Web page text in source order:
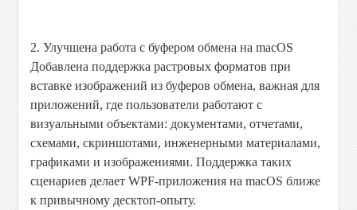
2. Улучшена работа с буфером обмена на macOS
Добавлена поддержка растровых форматов при
вставке изображений из буферов обмена, важная для
приложений, где пользователи работают с
визуальными объектами: документами, отчетами,
схемами, скриншотами, инженерными материалами,
графиками и изображениями. Поддержка таких
сценариев делает WPF-приложения на macOS ближе
к привычному десктоп-опыту.